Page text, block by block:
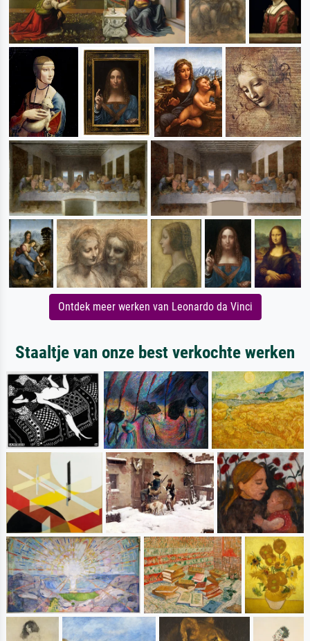
Ontdek meer werken van Leonardo da Vinci
Staaltje van onze best verkochte werken